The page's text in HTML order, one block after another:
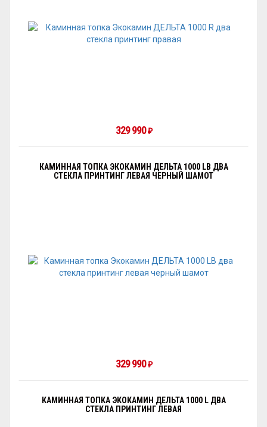
329 990₽
КАМИННАЯ ТОПКА ЭКОКАМИН ДЕЛЬТА 1000 LB ДВА
СТЕКЛА ПРИНТИНГ ЛЕВАЯ ЧЕРНЫЙ ШАМОТ
329 990₽
КАМИННАЯ ТОПКА ЭКОКАМИН ДЕЛЬТА 1000 L ДВА
СТЕКЛА ПРИНТИНГ ЛЕВАЯ